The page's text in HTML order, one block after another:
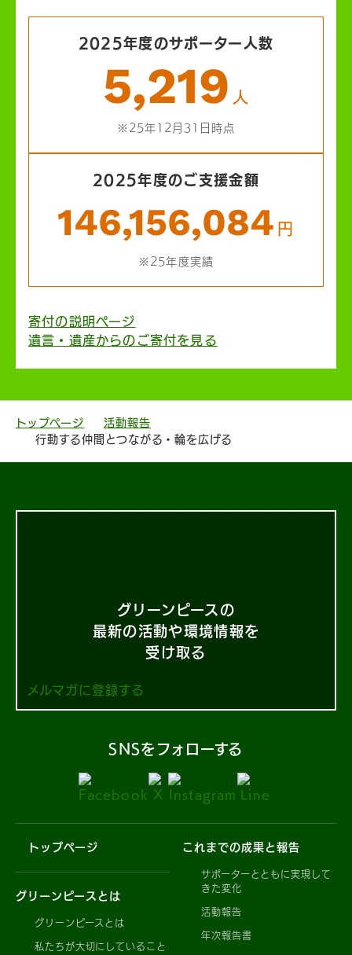
2025年度のサポーター人数
5,219 人
※25年12月31日時点
2025年度のご支援金額
146,156,084 円
※25年度実績
寄付の説明ページ
遺言・遺産からのご寄付を見る
トップページ
活動報告
行動する仲間とつながる・輪を広げる
グリーンピースの
最新の活動や環境情報を
受け取る
メルマガに登録する
SNSをフォローする
トップページ
グリーンピースとは
グリーンピースとは
私たちが大切にしていること
これまでの成果と報告
サポーターとともに実現して
きた変化
活動報告
年次報告書